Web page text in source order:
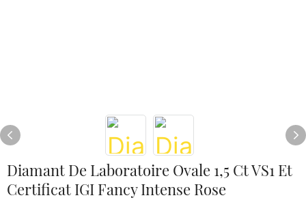
Diamant De Laboratoire Ovale 1,5 Ct VS1 Et
Certificat IGI Fancy Intense Rose